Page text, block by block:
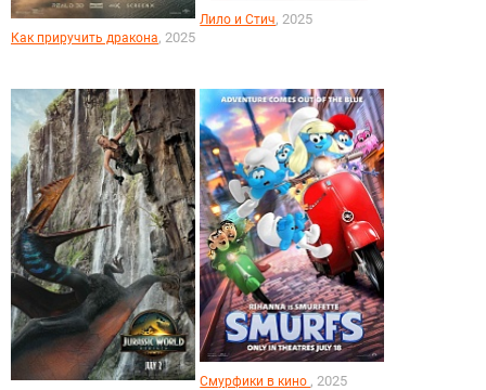
Как приручить дракона, 2025
Лило и Стич, 2025
Смурфики в кино , 2025